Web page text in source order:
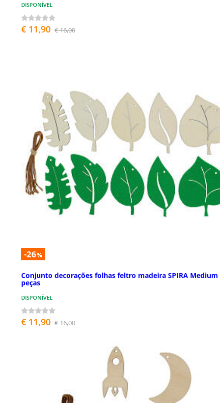
DISPONÍVEL
€ 11,90 € 16,00
-26%
Conjunto decorações folhas feltro madeira SPIRA Medium
peças
DISPONÍVEL
€ 11,90 € 16,00